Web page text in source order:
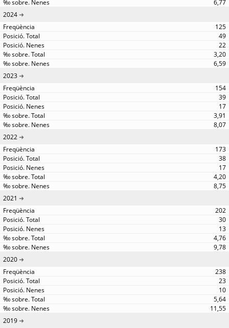
6,77
2024
125
49
22
3,20
6,59
2023
154
39
17
3,91
8,07
2022
173
38
17
4,20
8,75
2021
202
30
13
4,76
9,78
2020
238
23
10
5,64
11,55
2019